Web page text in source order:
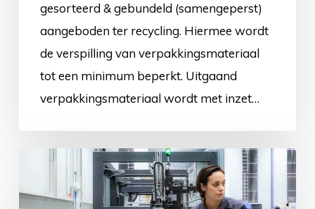
gesorteerd & gebundeld (samengeperst)
aangeboden ter recycling. Hiermee wordt
de verspilling van verpakkingsmateriaal
tot een minimum beperkt. Uitgaand
verpakkingsmateriaal wordt met inzet…
Duurzaam
verpakken